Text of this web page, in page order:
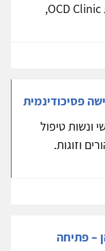
המרחב של ה־ROCD קורס מקצועי מבית OCD Clinic,
פסיכודינמית
ונשות טיפול
וזוגות.
– פתיחה